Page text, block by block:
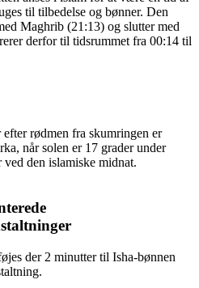
til tilbedelse og bønner. Den
Maghrib (21:13) og slutter med
derfor til tidsrummet fra 00:14 til
rødmen fra skumringen er
når solen er 17 grader under
ved den islamiske midnat.
der 2 minutter til Isha-bønnen